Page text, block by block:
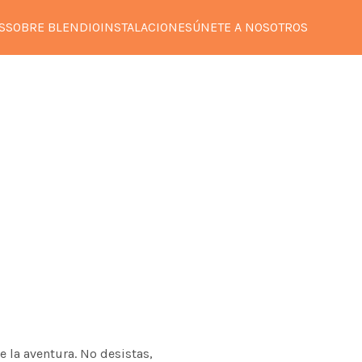
SOBRE BLENDIOINSTALACIONESÚNETE A NOSOTROS
la aventura. No desistas,